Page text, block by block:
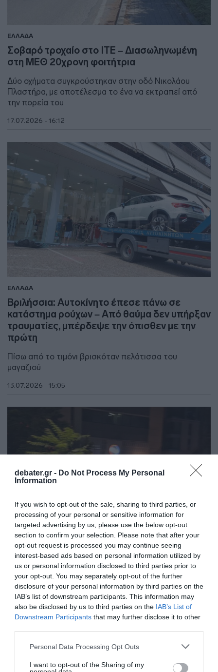
debater.gr - Do Not Process My Personal
Information
If you wish to opt-out of the sale, sharing to third parties, or
processing of your personal or sensitive information for
targeted advertising by us, please use the below opt-out
section to confirm your selection. Please note that after your
opt-out request is processed you may continue seeing
interest-based ads based on personal information utilized by
us or personal information disclosed to third parties prior to
your opt-out. You may separately opt-out of the further
disclosure of your personal information by third parties on the
IAB’s list of downstream participants. This information may
also be disclosed by us to third parties on the IAB’s List of
Downstream Participants that may further disclose it to other
Please note that this website/app uses one or more Google
not limited to your visit or usage behaviour. You may click to
Personal Data Processing Opt Outs
I want to opt-out of the Sharing of my
ΕΛΛΑΔΑ
Σοβαρό τροχαίο στo ΙΤΕ – Διασωληνωμένη
στη ΜΕΘ 20χρονη φοιτήτρια
Δύο οχήματα συγκρούστηκαν στην οδό Νικολάου
Πλαστήρα, με αποτέλεσμα το ένα να εκτραπεί από
την πορεία του
17.07.2026 - 16:12
ΕΛΛΑΔΑ
Βριλήσσια: Αυτοκίνητο έπεσε πάνω σε
κατάστημα ρούχων – Από θαύμα δεν υπήρξαν
τραυματίες, μπέρδεψε την όπισθεν με την
πρώτη
Πίσω από το τιμόνι βρισκόταν πελάτισσα του
μαγαζιού
13.07.2026 - 15:05
ΕΛΛΑΔΑ
Τροχαίο στο Μαρούσι: Από τύχη σώθηκαν
δύο επιβαίνοντες σε αυτοκίνητο – Δείτε που
βρήκαν το σπορ αμάξι (φωτογραφίες)
Ο οδηγός έχασε τον έλεγχο του οχήματος, με
αποτέλεσμα αυτό να εκτραπεί της πορείας του